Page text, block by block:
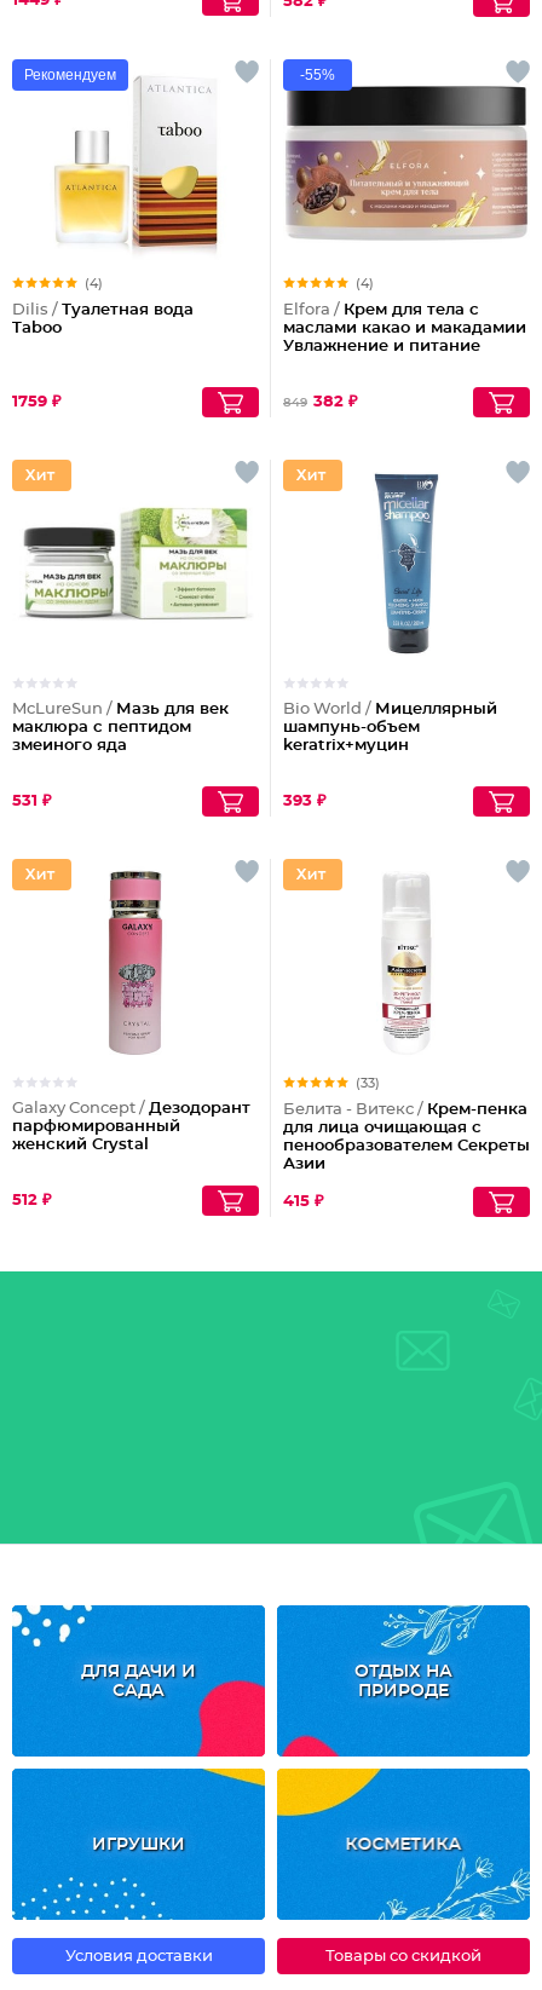
Рекомендуем
(4)
Dilis / Туалетная вода
Taboo
1759 ₽
-55%
(4)
Elfora / Крем для тела с
маслами какао и макадамии
Увлажнение и питание
849 382 ₽
McLureSun / Мазь для век
маклюра с пептидом
змеиного яда
531 ₽
Bio World / Мицеллярный
шампунь-объем
keratrix+муцин
393 ₽
Galaxy Concept / Дезодорант
парфюмированный
женский Crystal
512 ₽
(33)
Белита - Витекс / Крем-пенка
для лица очищающая с
пенообразователем Секреты
Азии
415 ₽
ДЛЯ ДАЧИ И
САДА
ОТДЫХ НА
ПРИРОДЕ
ИГРУШКИ КОСМЕТИКА
Условия доставки Товары со скидкой